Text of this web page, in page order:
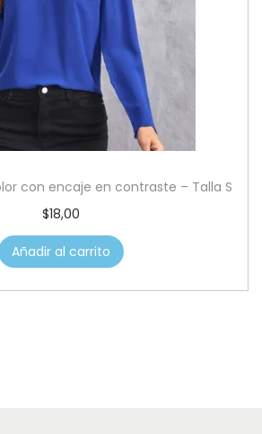
con encaje en contraste – Talla S
$18,00
Añadir al carrito